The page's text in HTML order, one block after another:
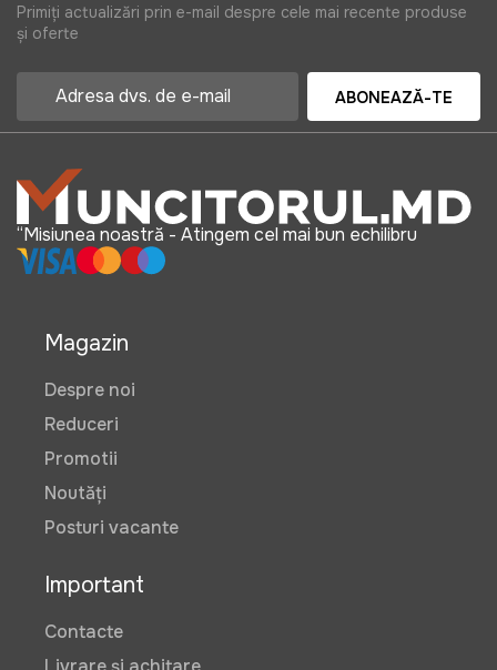
Primiți actualizări prin e-mail despre cele mai recente produse
și oferte
ABONEAZĂ-TE
“Misiunea noastră - Atingem cel mai bun echilibru
Magazin
Despre noi
Reduceri
Promotii
Noutăți
Posturi vacante
Important
Contacte